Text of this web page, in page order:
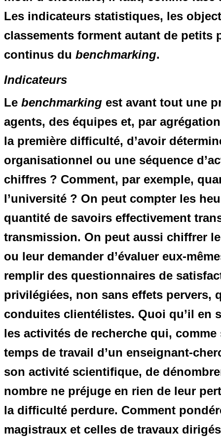
Les indicateurs statistiques, les
classements forment autant de petits
continus du benchmarking.
Indicateurs
Le benchmarking est avant tout une
agents, des équipes et, par
la première difficulté, d’avoir
organisationnel ou une séquence
chiffres ? Comment, par exemple,
l’université ? On peut compter les
quantité de savoirs effectivement
transmission. On peut aussi chiffrer
ou leur demander d’évaluer eux-
remplir des questionnaires de
privilégiées, non sans effets pervers,
conduites clientélistes. Quoi qu’il en
les activités de recherche qui,
temps de travail d’un enseignant-
son activité scientifique, de
nombre ne préjuge en rien de leur
la difficulté perdure. Comment
magistraux et celles de travaux